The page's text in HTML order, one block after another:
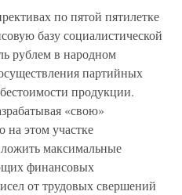
по пятой пятилетке
базу социалистической
рублем в народном
партийных
продукции.
«свою»
на этом участке
максимальные
финансовых
от трудовых свершений